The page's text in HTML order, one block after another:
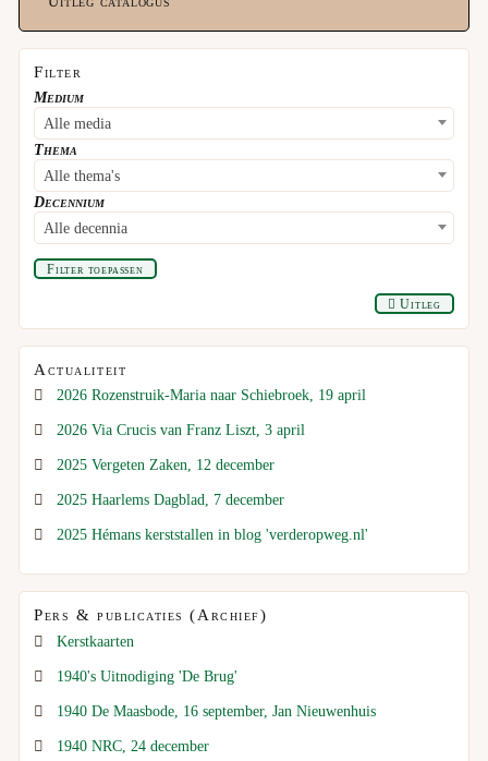
Filter
Medium
Alle media
Thema
Alle thema's
Decennium
Alle decennia
Filter toepassen
Uitleg
Actualiteit
2026 Rozenstruik-Maria naar Schiebroek, 19 april
2026 Via Crucis van Franz Liszt, 3 april
2025 Vergeten Zaken, 12 december
2025 Haarlems Dagblad, 7 december
2025 Hémans kerststallen in blog 'verderopweg.nl'
Pers & publicaties (Archief)
Kerstkaarten
1940's Uitnodiging 'De Brug'
1940 De Maasbode, 16 september, Jan Nieuwenhuis
1940 NRC, 24 december